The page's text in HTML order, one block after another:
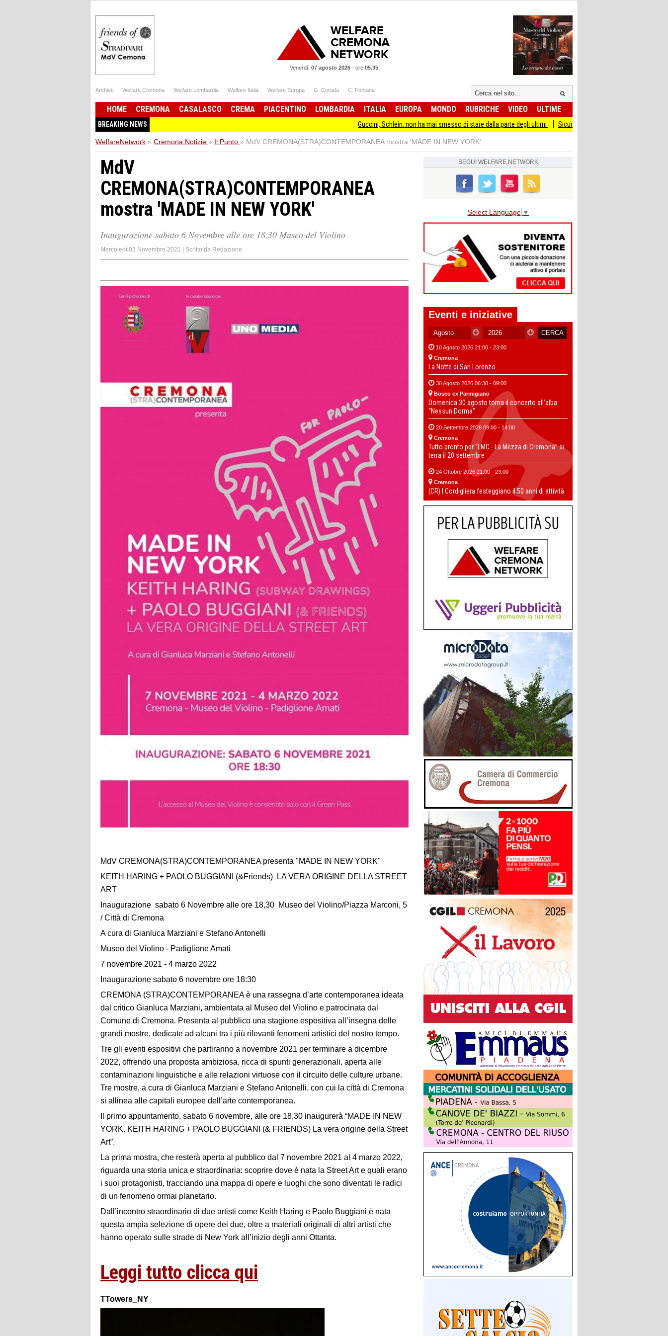
Venerdì, 07 agosto 2026 - ore 05.35
Archivi: Welfare Cremona Welfare Lombardia Welfare Italia Welfare Europa G. Corada C. Fontana
HOME CREMONA CASALASCO CREMA PIACENTINO LOMBARDIA ITALIA EUROPA MONDO RUBRICHE VIDEO ULTIME
BREAKING NEWS Guccini, Schlein: non ha mai smesso di stare dalla parte degli ultimi Sicurezza I Giovani Democratici ribattono ai
WelfareNetwork » Cremona Notizie » Il Punto » MdV CREMONA(STRA)CONTEMPORANEA mostra 'MADE IN NEW YORK'
MdV
CREMONA(STRA)CONTEMPORANEA
mostra 'MADE IN NEW YORK'
Inaugurazione sabato 6 Novembre alle ore 18,30 Museo del Violino
Mercoledì 03 Novembre 2021 | Scritto da Redazione
MdV CREMONA(STRA)CONTEMPORANEA presenta "MADE IN NEW YORK"
KEITH HARING + PAOLO BUGGIANI (&Friends) LA VERA ORIGINE DELLA STREET
ART
Inaugurazione sabato 6 Novembre alle ore 18,30 Museo del Violino/Piazza Marconi, 5
/ Città di Cremona
A cura di Gianluca Marziani e Stefano Antonelli
Museo del Violino - Padiglione Amati
7 novembre 2021 - 4 marzo 2022
Inaugurazione sabato 6 novembre ore 18:30
CREMONA (STRA)CONTEMPORANEA è una rassegna d’arte contemporanea ideata
dal critico Gianluca Marziani, ambientata al Museo del Violino e patrocinata dal
Comune di Cremona. Presenta al pubblico una stagione espositiva all’insegna delle
grandi mostre, dedicate ad alcuni tra i più rilevanti fenomeni artistici del nostro tempo.
Tre gli eventi espositivi che partiranno a novembre 2021 per terminare a dicembre
2022, offrendo una proposta ambiziosa, ricca di spunti generazionali, aperta alle
contaminazioni linguistiche e alle relazioni virtuose con il circuito delle culture urbane.
Tre mostre, a cura di Gianluca Marziani e Stefano Antonelli, con cui la città di Cremona
si allinea alle capitali europee dell’arte contemporanea.
Il primo appuntamento, sabato 6 novembre, alle ore 18,30 inaugurerà “MADE IN NEW
YORK. KEITH HARING + PAOLO BUGGIANI (& FRIENDS) La vera origine della Street
Art”.
La prima mostra, che resterà aperta al pubblico dal 7 novembre 2021 al 4 marzo 2022,
riguarda una storia unica e straordinaria: scoprire dove è nata la Street Art e quali erano
i suoi protagonisti, tracciando una mappa di opere e luoghi che sono diventati le radici
di un fenomeno ormai planetario.
Dall’incontro straordinario di due artisti come Keith Haring e Paolo Buggiani è nata
questa ampia selezione di opere dei due, oltre a materiali originali di altri artisti che
hanno operato sulle strade di New York all’inizio degli anni Ottanta.
Leggi tutto clicca qui
TTowers_NY
SEGUI WELFARE NETWORK
Select Language ▼
Eventi e iniziative
10 Agosto 2026 21:00 - 23:00
Cremona
La Notte di San Lorenzo
30 Agosto 2026 06:38 - 09:00
Bosco ex Parmigiano
Domenica 30 agosto torna il concerto all’alba
“Nessun Dorma”
20 Settembre 2026 09:00 - 14:00
Cremona
Tutto pronto per “LMC - La Mezza di Cremona” si
terra il 20 settembre
24 Ottobre 2026 21:00 - 23:00
Cremona
(CR) I Cordigliera festeggiano il 50 anni di attività